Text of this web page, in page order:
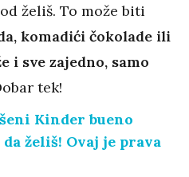
želiš. To može biti
komadići čokolade ili
i sve zajedno, samo
tek!
Kinder bueno
želiš! Ovaj je prava